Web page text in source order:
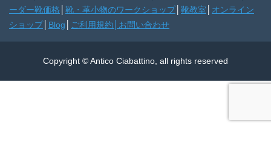
ーダー靴価格
靴・革小物のワークショップ│ 靴教室
オンライン
ショップ│ Blog ご利用規約 お問い合わせ
Copyright © Antico Ciabattino, all rights reserved